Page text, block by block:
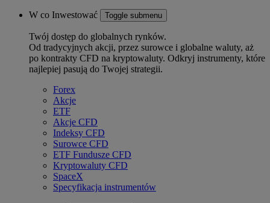
W co Inwestować Toggle submenu
Twój dostęp do globalnych rynków.
Od tradycyjnych akcji, przez surowce i globalne waluty, aż
po kontrakty CFD na kryptowaluty. Odkryj instrumenty, które
najlepiej pasują do Twojej strategii.
Forex
Akcje
ETF
Akcje CFD
Indeksy CFD
Surowce CFD
ETF Fundusze CFD
Kryptowaluty CFD
SpaceX
Specyfikacja instrumentów